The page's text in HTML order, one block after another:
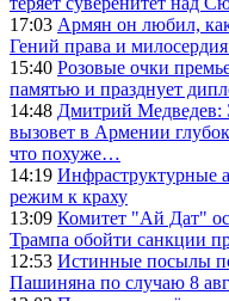
17:03 Армян он любил,
Гений права и
15:40 Розовые очки
памятью и празднует
14:48 Дмитрий Медведев:
вызовет в Армении
что похуже…
14:19 Инфраструктурные
режим к краху
13:09 Комитет "Ай Дат"
Трампа обойти санкции
12:53 Истинные посылы
Пашиняна по случаю 8